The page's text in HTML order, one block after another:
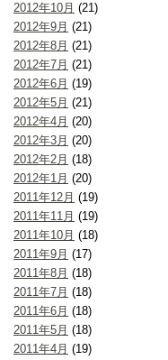
2012年10月 (21)
2012年9月 (21)
2012年8月 (21)
2012年7月 (21)
2012年6月 (19)
2012年5月 (21)
2012年4月 (20)
2012年3月 (20)
2012年2月 (18)
2012年1月 (20)
2011年12月 (19)
2011年11月 (19)
2011年10月 (18)
2011年9月 (17)
2011年8月 (18)
2011年7月 (18)
2011年6月 (18)
2011年5月 (18)
2011年4月 (19)